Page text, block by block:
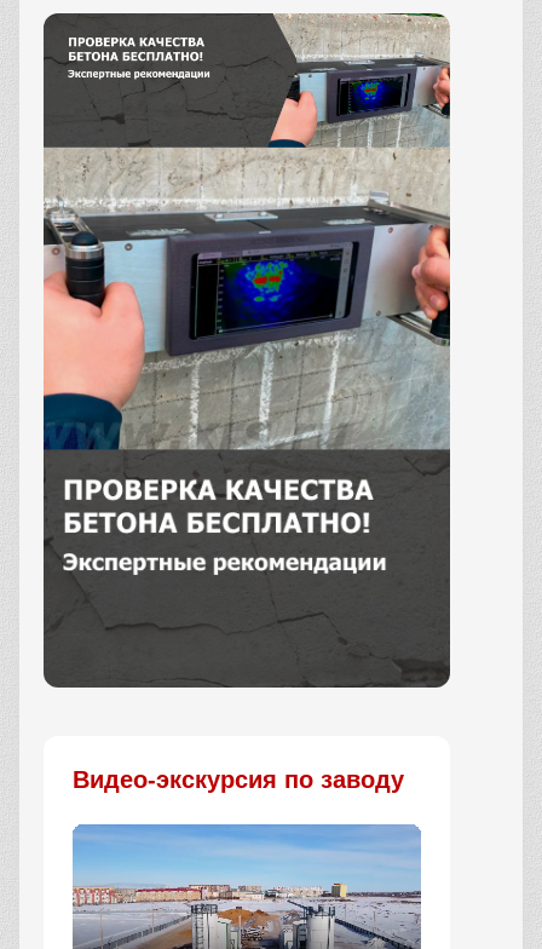
Видео-экскурсия по заводу